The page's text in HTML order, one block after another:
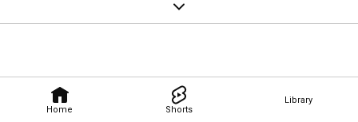
Home Shorts
Library